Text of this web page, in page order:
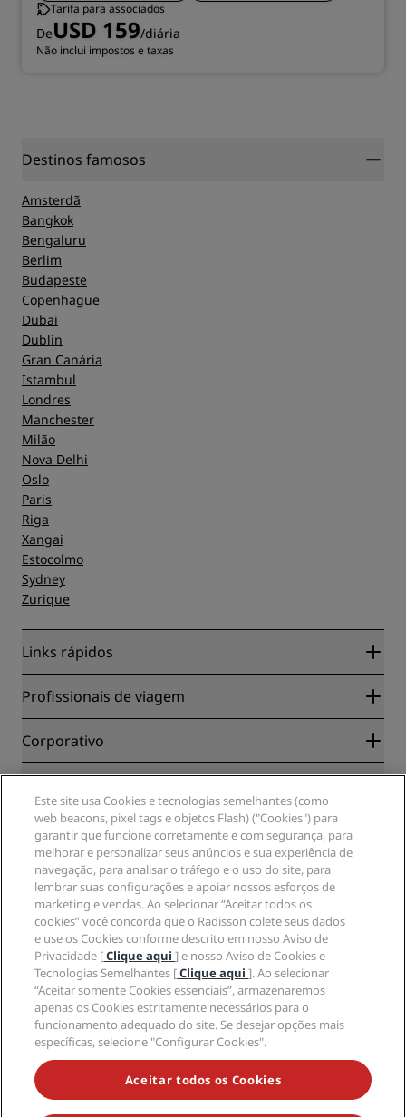
Tarifa para associados
DeUSD 159/diária
Não inclui impostos e taxas
Destinos famosos
Amsterdã
Bangkok
Bengaluru
Berlim
Budapeste
Copenhague
Dubai
Dublin
Gran Canária
Istambul
Londres
Manchester
Milão
Nova Delhi
Oslo
Paris
Riga
Xangai
Estocolmo
Sydney
Zurique
Links rápidos
Radisson Rewards
Blog
Destinos
Novos e próximos hotéis
APP Radisson Hotels
Hotéis Sports Approved
Hotéis familiares
Saúde e segurança
Profissionais de viagem
Parceiros
Corporativo
Radisson Hotel Group
Mídia
Carreiras no RHG
Carreiras na PPHE
Carreiras EHL
The Club by RHG
Oportunidades de desenvolvimento
Empresa responsável
Compras
Centro de Privacidade
Aviso legal
Termos e condições do Radisson Rewards
Termos de utilização do site
Acessibilidade Digital
Declaração de escravidão moderna
Ajuda
Alertas ao consumidor
Contato
Perguntas frequentes (FAQ)
Mapa do site
Mídia social
Marcas do Radisson Hotels
NÃO PERCA AS NOSSAS MAIORES OFERTAS
Este site usa Cookies e tecnologias semelhantes (como
web beacons, pixel tags e objetos Flash) ("Cookies") para
garantir que funcione corretamente e com segurança, para
melhorar e personalizar seus anúncios e sua experiência de
navegação, para analisar o tráfego e o uso do site, para
lembrar suas configurações e apoiar nossos esforços de
marketing e vendas. Ao selecionar “Aceitar todos os
cookies” você concorda que o Radisson colete seus dados
e use os Cookies conforme descrito em nosso Aviso de
Privacidade [Clique aqui] e nosso Aviso de Cookies e
Tecnologias Semelhantes [Clique aqui]. Ao selecionar
“Aceitar somente Cookies essenciais”, armazenaremos
apenas os Cookies estritamente necessários para o
funcionamento adequado do site. Se desejar opções mais
específicas, selecione "Configurar Cookies".
Aceitar todos os Cookies